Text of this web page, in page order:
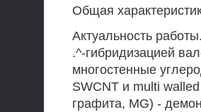
Общая
Актуальность
.^-гибридизацией
многостенные
SWCNT и multi
графита, MG) -